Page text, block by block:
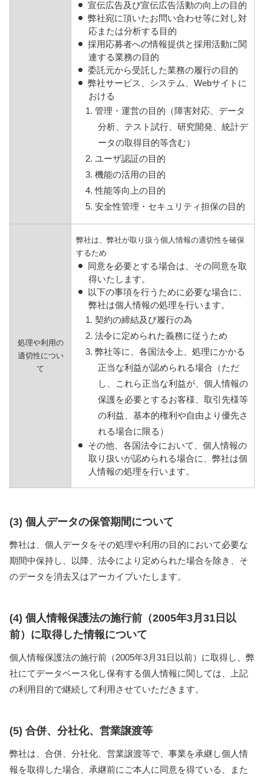
宣伝広告及び宣伝広告活動の向上の目的
弊社宛に頂いたお問い合わせ等に対し対
応または分析する目的
採用応募者への情報提供と採用活動に関
連する業務の目的
委託元から受託した業務の履行の目的
弊社サービス、システム、Webサイトに
おける
1. 管理・運営の目的（障害対応、データ
分析、テスト試行、研究開発、統計デ
ータの取得目的等含む）
2. ユーザ認証の目的
3. 機能の活用の目的
4. 性能等向上の目的
5. 安全性管理・セキュリティ担保の目的
処理や利用の
適切性につい
て
弊社は、弊社が取り扱う個人情報の適切性を確保
するため
同意を必要とする場合は、その同意を取
得いたします。
以下の事項を行うために必要な場合に、
弊社は個人情報の処理を行います。
1. 契約の締結及び履行の為
2. 法令に定められた義務に従うため
3. 弊社等に、各国法令上、処理にかかる
正当な利益が認められる場合（ただ
し、これら正当な利益が、個人情報の
保護を必要とするお客様、取引先様等
の利益、基本的権利や自由より優先さ
れる場合に限る）
その他、各国法令において、個人情報の
取り扱いが認められる場合に、弊社は個
人情報の処理を行います。
(3) 個人データの保管期間について
弊社は、個人データをその処理や利用の目的において必要な
期間中保持し、以降、法令により定められた場合を除き、そ
のデータを消去又はアーカイブいたします。
(4) 個人情報保護法の施行前（2005年3月31日以
前）に取得した情報について
個人情報保護法の施行前（2005年3月31日以前）に取得し、弊
社にてデータベース化し保有する個人情報に関しては、上記
の利用目的で継続して利用させていただきます。
(5) 合併、分社化、営業譲渡等
弊社は、合併、分社化、営業譲渡等で、事業を承継し個人情
報を取得した場合、承継前にご本人に同意を得ている、また